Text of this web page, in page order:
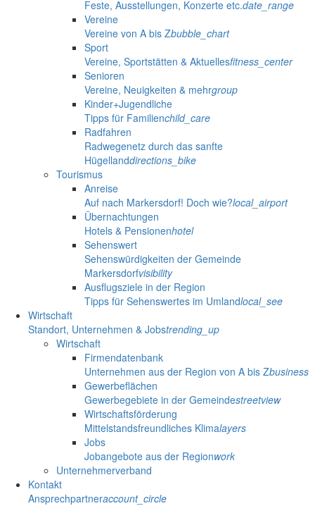
Feste, Ausstellungen, Konzerte etc.date_range
Vereine
Vereine von A bis Zbubble_chart
Sport
Vereine, Sportstätten & Aktuellesfitness_center
Senioren
Vereine, Neuigkeiten & mehrgroup
Kinder+Jugendliche
Tipps für Familienchild_care
Radfahren
Radwegenetz durch das sanfte
Hügellanddirections_bike
Tourismus
Anreise
Auf nach Markersdorf! Doch wie?local_airport
Übernachtungen
Hotels & Pensionenhotel
Sehenswert
Sehenswürdigkeiten der Gemeinde
Markersdorfvisibility
Ausflugsziele in der Region
Tipps für Sehenswertes im Umlandlocal_see
Wirtschaft
Standort, Unternehmen & Jobstrending_up
Wirtschaft
Firmendatenbank
Unternehmen aus der Region von A bis Zbusiness
Gewerbeflächen
Gewerbegebiete in der Gemeindestreetview
Wirtschaftsförderung
Mittelstandsfreundliches Klimalayers
Jobs
Jobangebote aus der Regionwork
Unternehmerverband
Kontakt
Ansprechpartneraccount_circle